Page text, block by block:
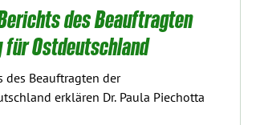
des Beauftragten
für Ostdeutschland
des Beauftragten der
erklären Dr. Paula Piechotta